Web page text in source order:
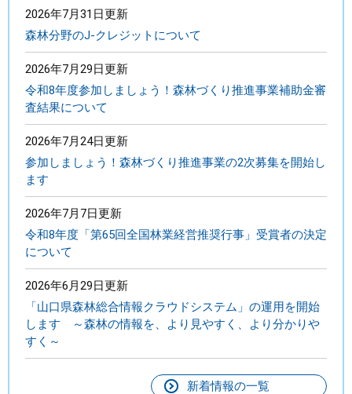
2026年7月31日更新
森林分野のJ-クレジットについて
2026年7月29日更新
令和8年度参加しましょう！森林づくり推進事業補助金審
査結果について
2026年7月24日更新
参加しましょう！森林づくり推進事業の2次募集を開始し
ます
2026年7月7日更新
令和8年度「第65回全国林業経営推奨行事」受賞者の決定
について
2026年6月29日更新
「山口県森林総合情報クラウドシステム」の運用を開始
します ～森林の情報を、より見やすく、より分かりや
すく～
新着情報の一覧